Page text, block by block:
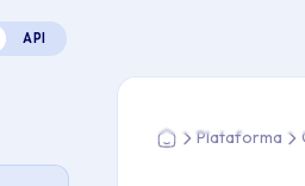
API
HomePlataforma